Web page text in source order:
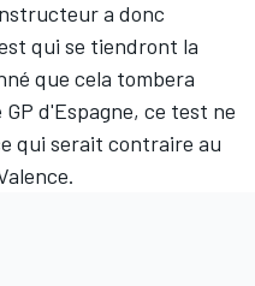
a donc
qui se tiendront la
que cela tombera
d'Espagne, ce test ne
qui serait contraire au